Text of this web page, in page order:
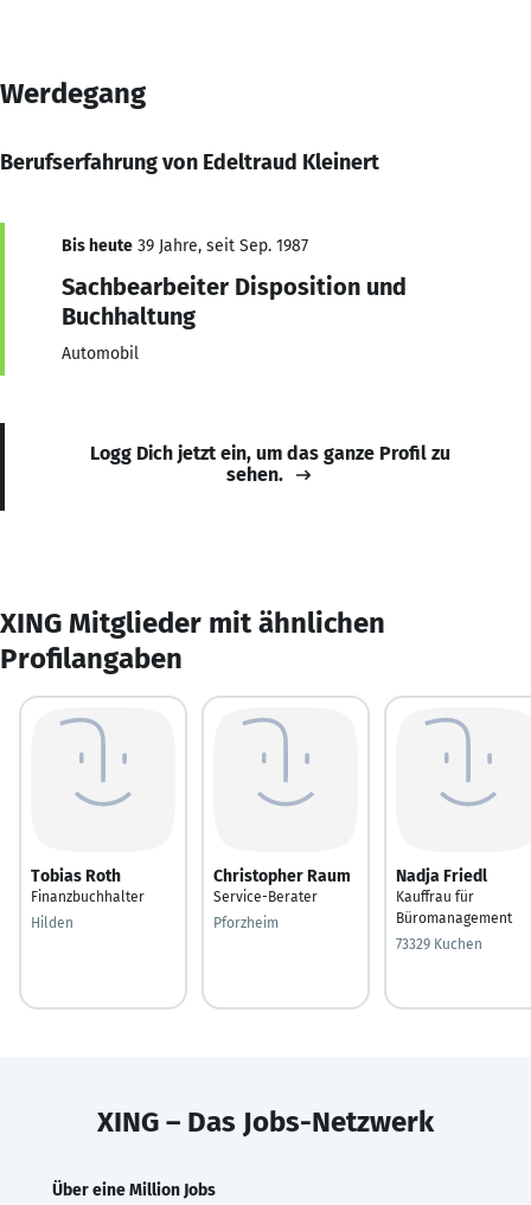
Werdegang
Berufserfahrung von Edeltraud Kleinert
Bis heute 39 Jahre, seit Sep. 1987
Sachbearbeiter Disposition und
Buchhaltung
Automobil
Logg Dich jetzt ein, um das ganze Profil zu
sehen.
XING Mitglieder mit ähnlichen
Profilangaben
Tobias Roth
Finanzbuchhalter
Hilden
Christopher Raum
Service-Berater
Pforzheim
Nadja Friedl
Kauffrau für
Büromanagement
73329 Kuchen
XING – Das Jobs-Netzwerk
Über eine Million Jobs